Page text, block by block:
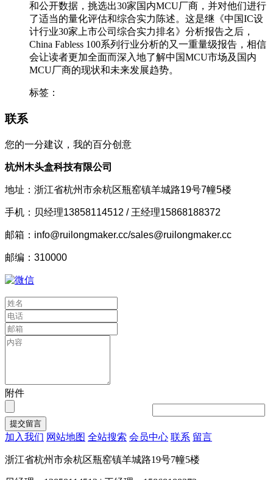
和公开数据，挑选出30家国内MCU厂商，并对他们进行
了适当的量化评估和综合实力陈述。这是继《中国IC设
计行业30家上市公司综合实力排名》分析报告之后，
China Fabless 100系列行业分析的又一重量级报告，相信
会让读者更加全面而深入地了解中国MCU市场及国内
MCU厂商的现状和未来发展趋势。
标签：
联系
您的一分建议，我的百分创意
杭州木头盒科技有限公司
地址： 浙江省杭州市余杭区瓶窑镇羊城路19号7幢5楼
手机：贝经理13858114512 / 王经理15868188372
邮箱：info@ruilongmaker.cc/sales@ruilongmaker.cc
邮编：310000
附件
提交留言
加入我们 网站地图 全站搜索 会员中心 联系 留言
浙江省杭州市余杭区瓶窑镇羊城路19号7幢5楼